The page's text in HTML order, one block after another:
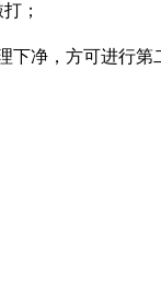
；
净，方可进行第